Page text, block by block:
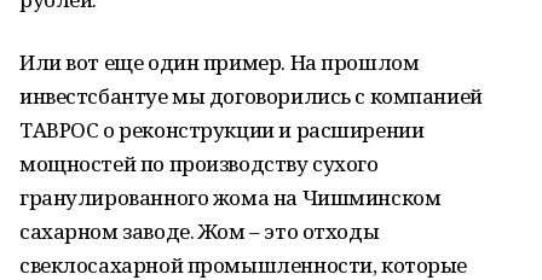
Или вот еще один пример. На прошлом
инвестсбантуе мы договорились с компанией
ТАВРОС о реконструкции и расширении
мощностей по производству сухого
гранулированного жома на Чишминском
сахарном заводе. Жом – это отходы
свеклосахарной промышленности, которые